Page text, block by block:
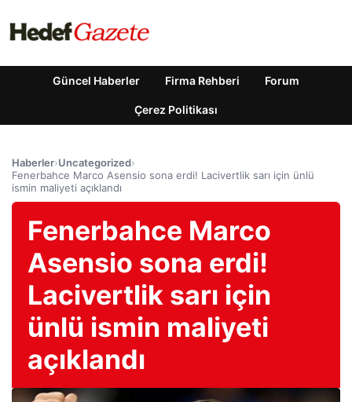
Güncel Haberler Firma Rehberi Forum
Çerez Politikası
Haberler›Uncategorized›
Fenerbahce Marco Asensio sona erdi! Lacivertlik sarı için ünlü
ismin maliyeti açıklandı
Fenerbahce Marco
Asensio sona erdi!
Lacivertlik sarı için
ünlü ismin maliyeti
açıklandı